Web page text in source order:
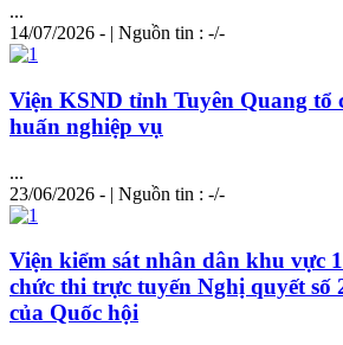
...
14/07/2026 - | Nguồn tin : -/-
Viện KSND tỉnh Tuyên Quang tổ
huấn nghiệp vụ
...
23/06/2026 - | Nguồn tin : -/-
Viện kiểm sát nhân dân khu vực
chức thi trực tuyến Nghị quyết số
của Quốc hội